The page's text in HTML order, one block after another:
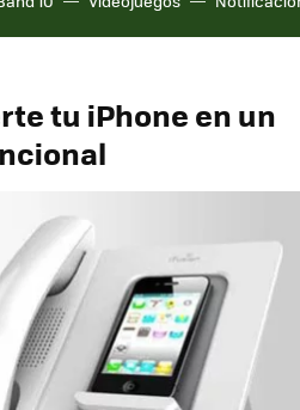
tu iPhone en un